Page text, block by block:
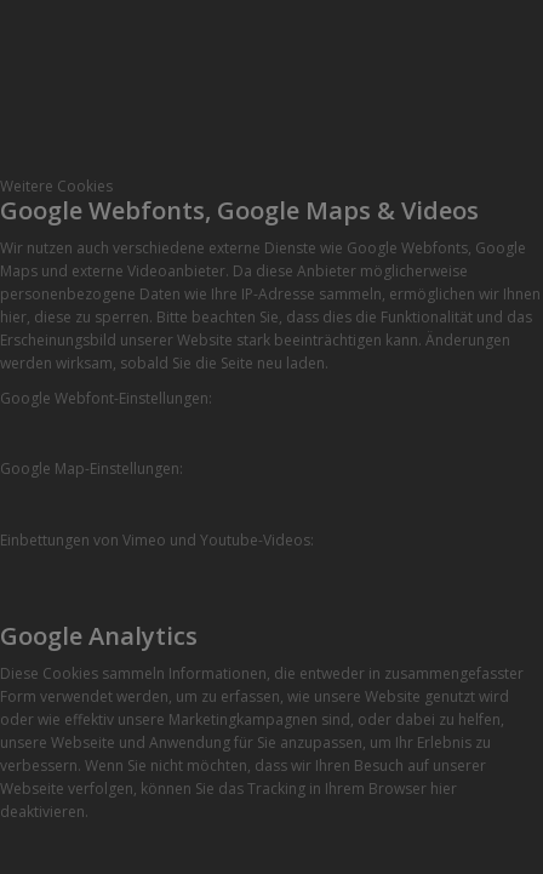
Weitere Cookies
Google Webfonts, Google Maps & Videos
Wir nutzen auch verschiedene externe Dienste wie Google Webfonts, Google
Maps und externe Videoanbieter. Da diese Anbieter möglicherweise
personenbezogene Daten wie Ihre IP-Adresse sammeln, ermöglichen wir Ihnen
hier, diese zu sperren. Bitte beachten Sie, dass dies die Funktionalität und das
Erscheinungsbild unserer Website stark beeinträchtigen kann. Änderungen
werden wirksam, sobald Sie die Seite neu laden.
Google Webfont-Einstellungen:
Google Map-Einstellungen:
Einbettungen von Vimeo und Youtube-Videos:
Google Analytics
Diese Cookies sammeln Informationen, die entweder in zusammengefasster
Form verwendet werden, um zu erfassen, wie unsere Website genutzt wird
oder wie effektiv unsere Marketingkampagnen sind, oder dabei zu helfen,
unsere Webseite und Anwendung für Sie anzupassen, um Ihr Erlebnis zu
verbessern. Wenn Sie nicht möchten, dass wir Ihren Besuch auf unserer
Webseite verfolgen, können Sie das Tracking in Ihrem Browser hier
deaktivieren.